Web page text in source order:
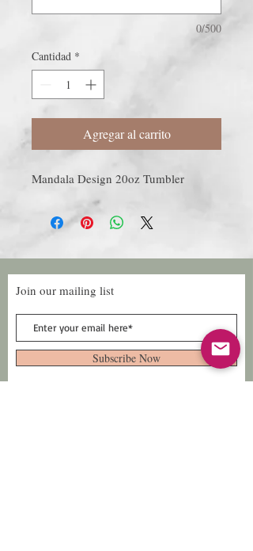
0/500
Cantidad *
Agregar al carrito
Mandala Design 20oz Tumbler
Join our mailing list
Subscribe Now